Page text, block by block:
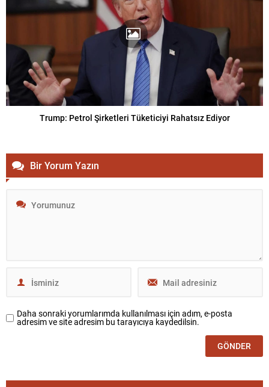
Trump: Petrol Şirketleri Tüketiciyi Rahatsız Ediyor
Bir Yorum Yazın
Daha sonraki yorumlarımda kullanılması için adım, e-posta
adresim ve site adresim bu tarayıcıya kaydedilsin.